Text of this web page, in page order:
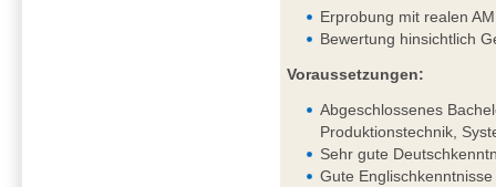
Erprobung mit realen
Bewertung hinsichtlich
Voraussetzungen:
Abgeschlossenes
Produktionstechnik,
Sehr gute
Gute